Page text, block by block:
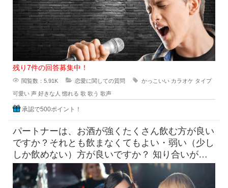
残り7件の回答募集中！
閲覧数：5.91K 恋愛に関しての質問 かっこいい カラオケ タイプ
可愛い 声 好きな人 惚れる 歌 歌う 歌声
承認で500ポイント！
パートナーは、お酒が強くたくさん飲む方が良い
ですか？それとも飲まなくてもよい・弱い（少し
しか飲めない）方が良いですか？ 知り合いがお
付き合いする相手に求め